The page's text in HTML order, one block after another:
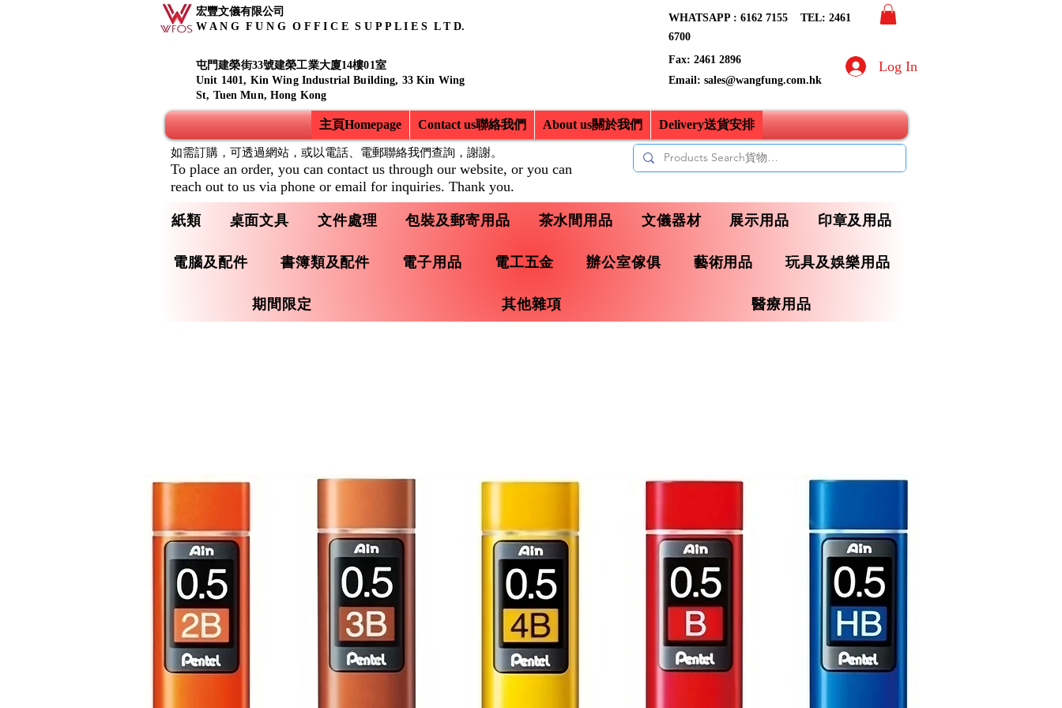
宏豐文儀有限公司
W A N G F U N G O F F I C E S U P P L I E S L T D.
屯門建榮街33號建榮工業大廈14樓01室
Unit 1401, Kin Wing Industrial Building, 33 Kin Wing
St, Tuen Mun, Hong Kong
WHATSAPP : 6162 7155​ TEL: 2461
6700
Fax: 2461 2896
Email: sales@wangfung.com.hk
Log In
主頁Homepage Contact us聯絡我們 About us關於我們 Delivery送貨安排
紙類 桌面文具 文件處理 包裝及郵寄用品 茶水間用品 文儀器材 展示用品 印章及用品
電腦及配件 書簿類及配件 電子用品 電工五金 辦公室傢俱 藝術用品 玩具及娛樂用品
期間限定 其他雜項 醫療用品
如需訂購，可透過網站，或以電話、電郵聯絡我們查詢， 謝謝。
To place an order, you can contact us through our website, or you can
reach out to us via phone or email for inquiries. Thank you.